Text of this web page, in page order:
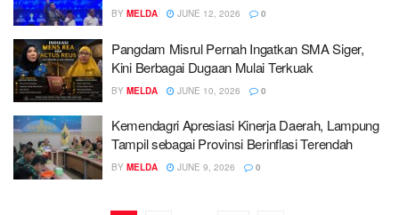
BY MELDA JUNE 12, 2026 0
Pangdam Misrul Pernah Ingatkan SMA Siger,
Kini Berbagai Dugaan Mulai Terkuak
BY MELDA JUNE 10, 2026 0
Kemendagri Apresiasi Kinerja Daerah, Lampung
Tampil sebagai Provinsi Berinflasi Terendah
BY MELDA JUNE 9, 2026 0